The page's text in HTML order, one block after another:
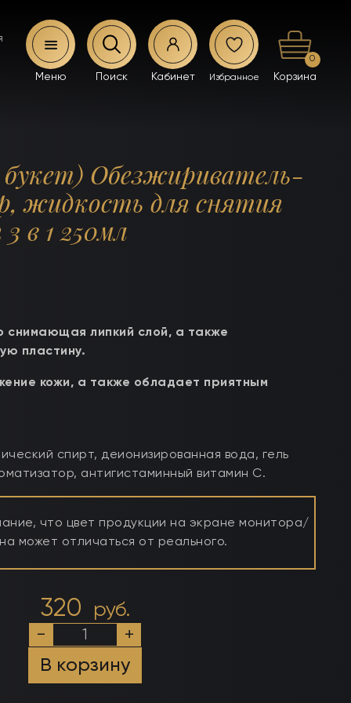
0
Обезжириватель-
жидкость для снятия
в 1 250мл
снимающая липкий слой, а также
пластину.
кожи, а также обладает приятным
спирт, деионизированная вода, гель
антигистаминный витамин С.
что цвет продукции на экране монитора/
может отличаться от реального.
320 руб.
Количество
товара
(Цветочный
букет)
Обезжириватель-
-
+
В корзину